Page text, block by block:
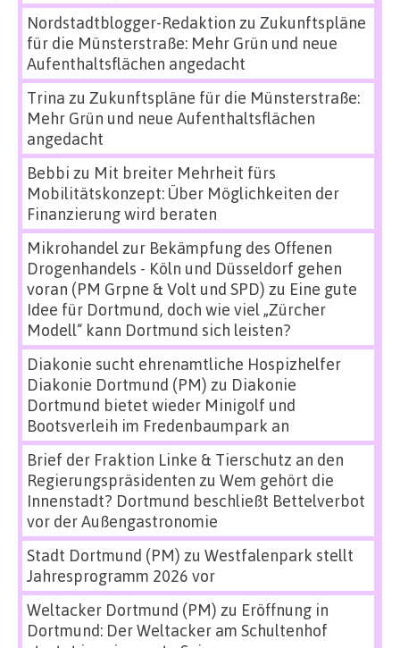
Nordstadtblogger-Redaktion zu Zukunftspläne
für die Münsterstraße: Mehr Grün und neue
Aufenthaltsflächen angedacht
Trina zu Zukunftspläne für die Münsterstraße:
Mehr Grün und neue Aufenthaltsflächen
angedacht
Bebbi zu Mit breiter Mehrheit fürs
Mobilitätskonzept: Über Möglichkeiten der
Finanzierung wird beraten
Mikrohandel zur Bekämpfung des Offenen
Drogenhandels - Köln und Düsseldorf gehen
voran (PM Grpne & Volt und SPD) zu Eine gute
Idee für Dortmund, doch wie viel „Zürcher
Modell“ kann Dortmund sich leisten?
Diakonie sucht ehrenamtliche Hospizhelfer
Diakonie Dortmund (PM) zu Diakonie
Dortmund bietet wieder Minigolf und
Bootsverleih im Fredenbaumpark an
Brief der Fraktion Linke & Tierschutz an den
Regierungspräsidenten zu Wem gehört die
Innenstadt? Dortmund beschließt Bettelverbot
vor der Außengastronomie
Stadt Dortmund (PM) zu Westfalenpark stellt
Jahresprogramm 2026 vor
Weltacker Dortmund (PM) zu Eröffnung in
Dortmund: Der Weltacker am Schultenhof